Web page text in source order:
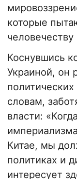
которые
человечеству
Коснувшись
Украиной, он
словам,
власти:
Китае, мы
политиках и
интересует